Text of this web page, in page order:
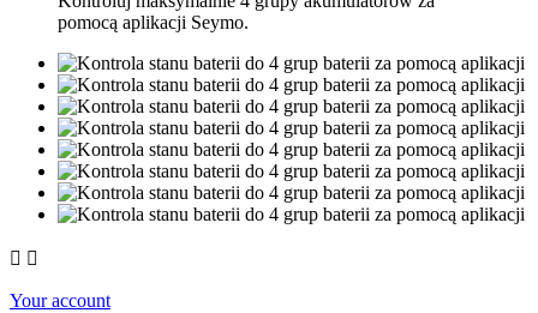
pomocą aplikacji Seymo.
 
Your account